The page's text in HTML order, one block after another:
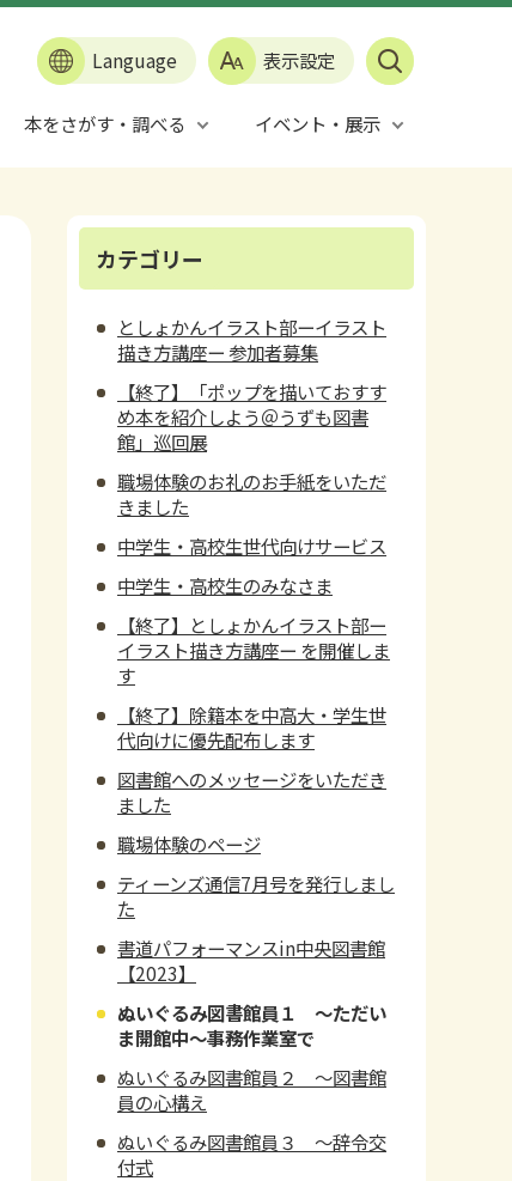
Language 表示設定
本をさがす・調べる イベント・展示
カテゴリー
としょかんイラスト部ーイラスト
描き方講座ー 参加者募集
【終了】「ポップを描いておすす
め本を紹介しよう＠うずも図書
館」巡回展
職場体験のお礼のお手紙をいただ
きました
中学生・高校生世代向けサービス
中学生・高校生のみなさま
【終了】としょかんイラスト部ー
イラスト描き方講座ー を開催しま
す
【終了】除籍本を中高大・学生世
代向けに優先配布します
図書館へのメッセージをいただき
ました
職場体験のページ
ティーンズ通信7月号を発行しまし
た
書道パフォーマンスin中央図書館
【2023】
ぬいぐるみ図書館員１ ～ただい
ま開館中～事務作業室で
ぬいぐるみ図書館員２ ～図書館
員の心構え
ぬいぐるみ図書館員３ ～辞令交
付式